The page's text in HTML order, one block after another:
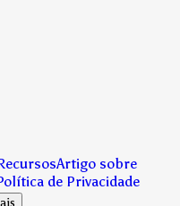
Artigo sobre
de Privacidade